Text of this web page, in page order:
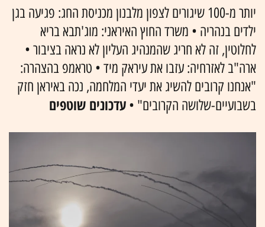
יותר מ-100 שיגורים לצפון מלבנון מכניסת החג: פגיעה בגן
ילדים בנהריה • משרד החוץ האיראני: מוג'תבא בריא
לחלוטין, זה לא חריג שהמנהיג העליון לא נראה בציבור •
ארה"ב לאזרחיה: עזבו את עיראק מיד • טראמפ בהצהרה:
"אנחנו קרובים להשיג את יעדי המלחמה, נכה באיראן חזק
בשבועיים-שלושה הקרובים" • עדכונים שוטפים